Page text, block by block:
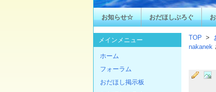
お知らせ☆ おだほしぶろぐ
TOP >
nakanek
メインメニュー
ホーム
フォーラム
おだほし掲示板